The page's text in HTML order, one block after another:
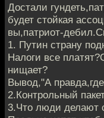
Достали
будет стойкая
вы,патриот-
1. Путин страну
Налоги все
нищает?
Вывод,"А
2.Контрольный
3.Что люди делают